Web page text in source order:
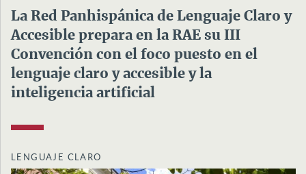
La Red Panhispánica de Lenguaje Claro y
Accesible prepara en la RAE su III
Convención con el foco puesto en el
lenguaje claro y accesible y la
inteligencia artificial
LENGUAJE CLARO